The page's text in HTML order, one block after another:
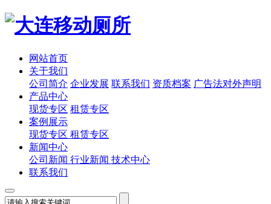
网站首页
关于我们
公司简介 企业发展 联系我们 资质档案 广告法对外声明
产品中心
现货专区 租赁专区
案例展示
现货专区 租赁专区
新闻中心
公司新闻 行业新闻 技术中心
联系我们